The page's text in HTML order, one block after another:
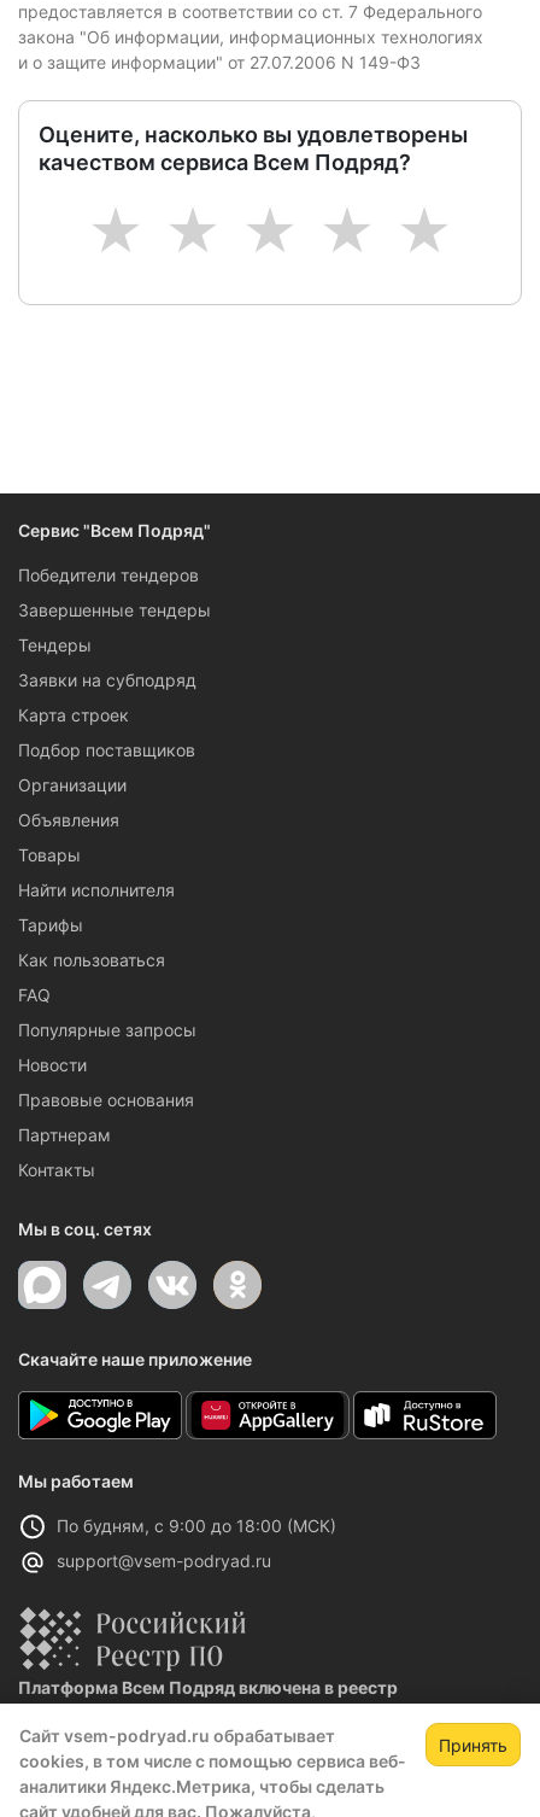
Сайт vsem-podryad.ru обрабатывает
cookies, в том числе с помощью сервиса веб-
аналитики Яндекс.Метрика, чтобы сделать
сайт удобней для вас. Пожалуйста,
Принять
предоставляется в соответствии со ст. 7 Федерального
закона "Об информации, информационных технологиях
и о защите информации" от 27.07.2006 N 149-ФЗ
Оцените, насколько вы удовлетворены
качеством сервиса Всем Подряд?
5
4
3
2
1
Сервис "Всем Подряд"
Победители тендеров
Завершенные тендеры
Тендеры
Заявки на субподряд
Карта строек
Подбор поставщиков
Организации
Объявления
Товары
Найти исполнителя
Тарифы
Как пользоваться
FAQ
Популярные запросы
Новости
Правовые основания
Партнерам
Контакты
Мы в соц. сетях
Скачайте наше приложение
Мы работаем
По будням, с 9:00 до 18:00 (МСК)
support@vsem-podryad.ru
Платформа Всем Подряд включена в реестр
Реестровая запись №32021 от 06.02.2026